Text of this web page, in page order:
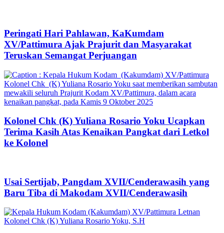
Peringati Hari Pahlawan, KaKumdam
XV/Pattimura Ajak Prajurit dan Masyarakat
Teruskan Semangat Perjuangan
Kolonel Chk (K) Yuliana Rosario Yoku Ucapkan
Terima Kasih Atas Kenaikan Pangkat dari Letkol
ke Kolonel
Usai Sertijab, Pangdam XVII/Cenderawasih yang
Baru Tiba di Makodam XVII/Cenderawasih